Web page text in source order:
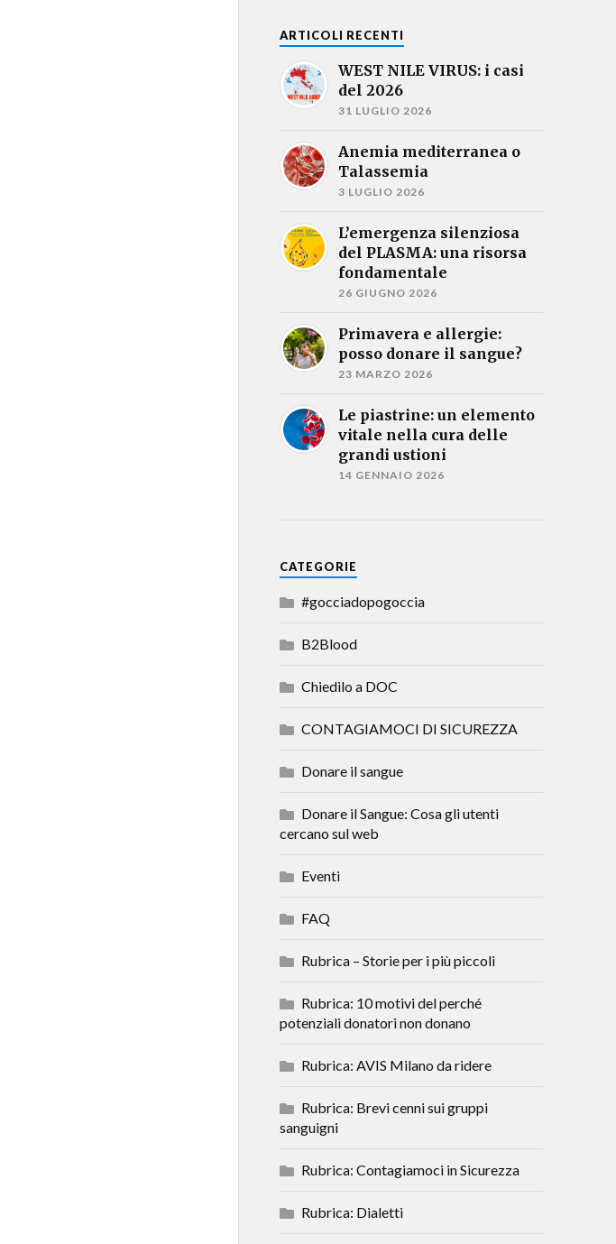
ARTICOLI RECENTI
WEST NILE VIRUS: i casi
del 2026
31 LUGLIO 2026
Anemia mediterranea o
Talassemia
3 LUGLIO 2026
L’emergenza silenziosa
del PLASMA: una risorsa
fondamentale
26 GIUGNO 2026
Primavera e allergie:
posso donare il sangue?
23 MARZO 2026
Le piastrine: un elemento
vitale nella cura delle
grandi ustioni
14 GENNAIO 2026
CATEGORIE
#gocciadopogoccia
B2Blood
Chiedilo a DOC
CONTAGIAMOCI DI SICUREZZA
Donare il sangue
Donare il Sangue: Cosa gli utenti
cercano sul web
Eventi
FAQ
Rubrica – Storie per i più piccoli
Rubrica: 10 motivi del perché
potenziali donatori non donano
Rubrica: AVIS Milano da ridere
Rubrica: Brevi cenni sui gruppi
sanguigni
Rubrica: Contagiamoci in Sicurezza
Rubrica: Dialetti